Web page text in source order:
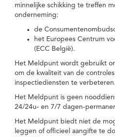
minnelijke schikking te treffen
onderneming:
de
het Europees Centrum
(ECC België).
Het Meldpunt wordt gebruikt
om de kwaliteit van de
inspectiediensten te verbeteren.
Het Meldpunt is geen
24/24u- en 7/7 dagen-
Het Meldpunt biedt niet de
leggen of officieel aangifte te